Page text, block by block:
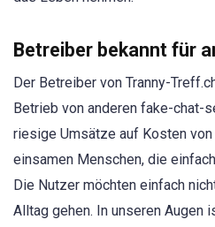
Betreiber bekannt für
Der Betreiber von Tranny-
Betrieb von anderen fake-chat-
riesige Umsätze auf Kosten
einsamen Menschen, die
Die Nutzer möchten einfach
Alltag gehen. In unseren Augen